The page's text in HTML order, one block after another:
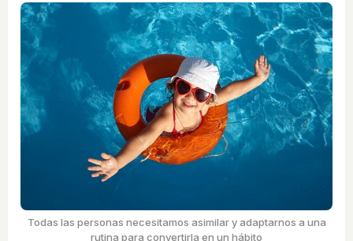
Todas las personas necesitamos asimilar y adaptarnos a una
rutina para convertirla en un hábito